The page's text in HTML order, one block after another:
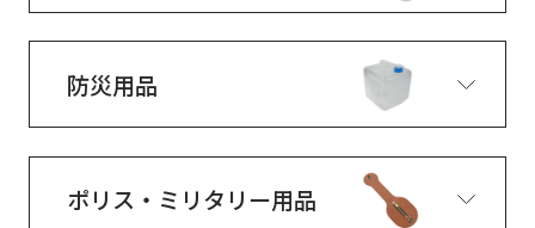
防災用品
ポリス・ミリタリー用品